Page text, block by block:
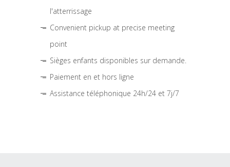
l'atterrissage
Convenient pickup at precise meeting
point
Sièges enfants disponibles sur demande.
Paiement en et hors ligne
Assistance téléphonique 24h/24 et 7j/7